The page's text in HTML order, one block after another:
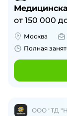
от 150 000
Москва
Полная
ООО "ТД